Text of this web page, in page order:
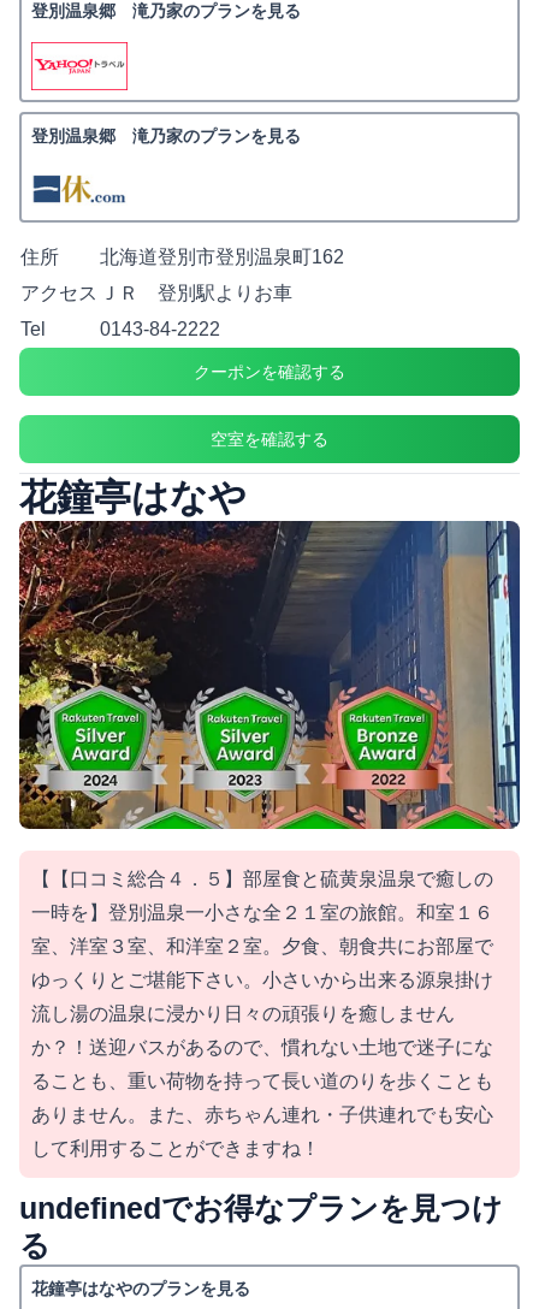
登別温泉郷 滝乃家のプランを見る
登別温泉郷 滝乃家のプランを見る
住所
北海道登別市登別温泉町162
アクセス
ＪＲ 登別駅よりお車
Tel
0143-84-2222
クーポンを確認する
空室を確認する
花鐘亭はなや
【【口コミ総合４．５】部屋食と硫黄泉温泉で癒しの
一時を】登別温泉一小さな全２１室の旅館。和室１６
室、洋室３室、和洋室２室。夕食、朝食共にお部屋で
ゆっくりとご堪能下さい。小さいから出来る源泉掛け
流し湯の温泉に浸かり日々の頑張りを癒しません
か？！送迎バスがあるので、慣れない土地で迷子にな
ることも、重い荷物を持って長い道のりを歩くことも
ありません。また、赤ちゃん連れ・子供連れでも安心
して利用することができますね！
undefinedでお得なプランを見つけ
る
花鐘亭はなやのプランを見る